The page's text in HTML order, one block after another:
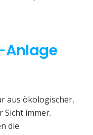
Anlage
aus ökologischer,
Sicht immer.
die